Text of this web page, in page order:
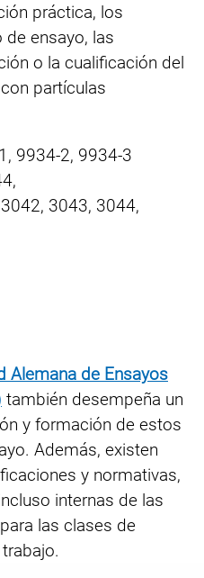
práctica, los
ensayo, las
o la cualificación del
partículas
9934-2, 9934-3
3043, 3044,
Alemana de Ensayos
también desempeña un
y formación de estos
Además, existen
y normativas,
internas de las
las clases de